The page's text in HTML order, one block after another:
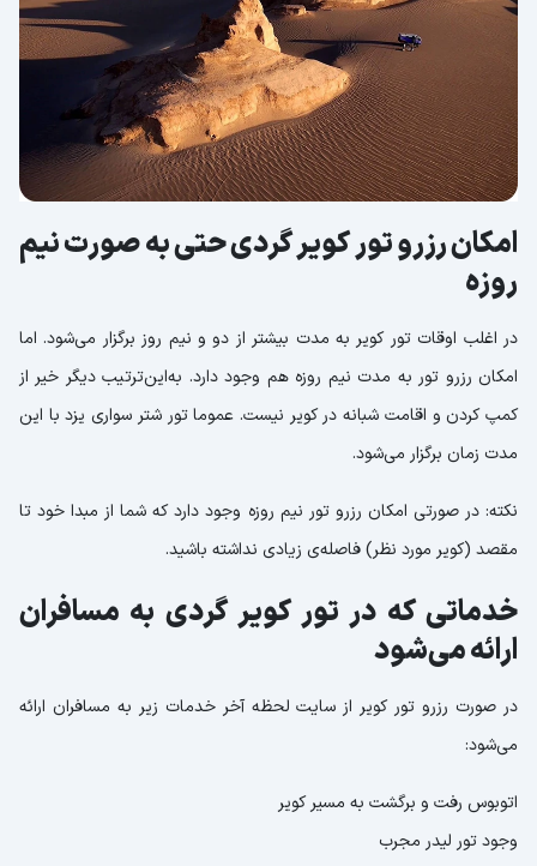
امکان رزرو تور کویر گردی حتی به صورت نیم
روزه
در اغلب اوقات تور کویر به مدت بیشتر از دو و نیم روز برگزار می‌شود. اما
امکان رزرو تور به مدت نیم روزه هم وجود دارد. به‌این‌ترتیب دیگر خیر از
کمپ کردن و اقامت شبانه در کویر نیست. عموما تور شتر سواری یزد با این
مدت زمان برگزار می‌شود.
نکته: در صورتی امکان رزرو تور نیم روزه وجود دارد که شما از مبدا خود تا
مقصد (کویر مورد نظر) فاصله‌ی زیادی نداشته باشید.
خدماتی که در تور کویر گردی به مسافران
ارائه می‌شود
در صورت رزرو تور کویر از سایت لحظه آخر خدمات زیر به مسافران ارائه
می‌شود:
اتوبوس رفت و برگشت به مسیر کویر
وجود تور لیدر مجرب